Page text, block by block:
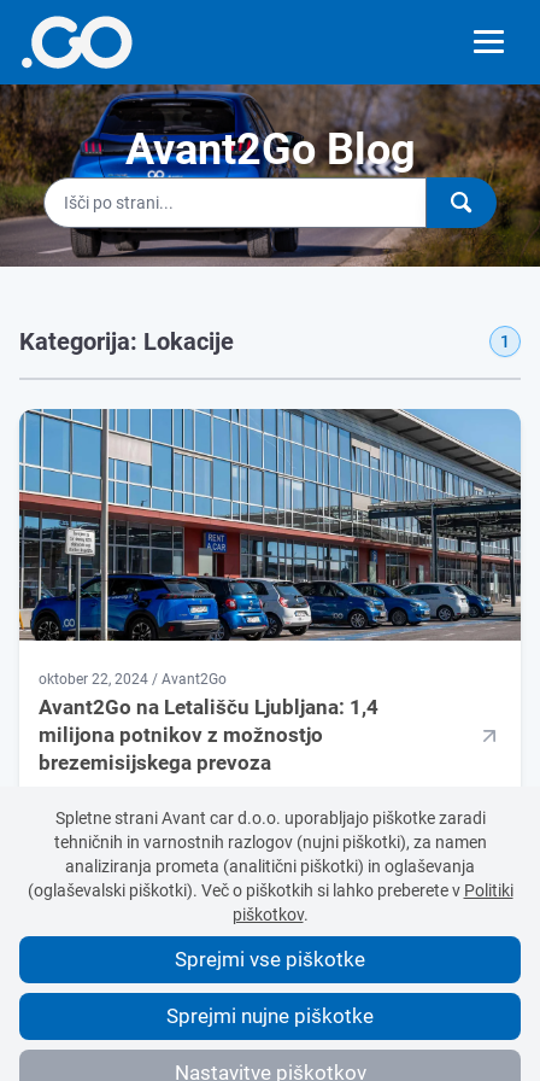
Avant2Go Blog
Kategorija: Lokacije 1
oktober 22, 2024 / Avant2Go
Avant2Go na Letališču Ljubljana: 1,4
milijona potnikov z možnostjo
brezemisijskega prevoza
Pojdi nazaj na vse objave
© 2016-2026 AVANT CAR d.o.o.
Vse pravice pridržane.
Spletne strani Avant car d.o.o. uporabljajo piškotke zaradi
tehničnih in varnostnih razlogov (nujni piškotki), za namen
analiziranja prometa (analitični piškotki) in oglaševanja
(oglaševalski piškotki). Več o piškotkih si lahko preberete v Politiki
piškotkov.
Sprejmi vse piškotke
Sprejmi nujne piškotke
Nastavitve piškotkov